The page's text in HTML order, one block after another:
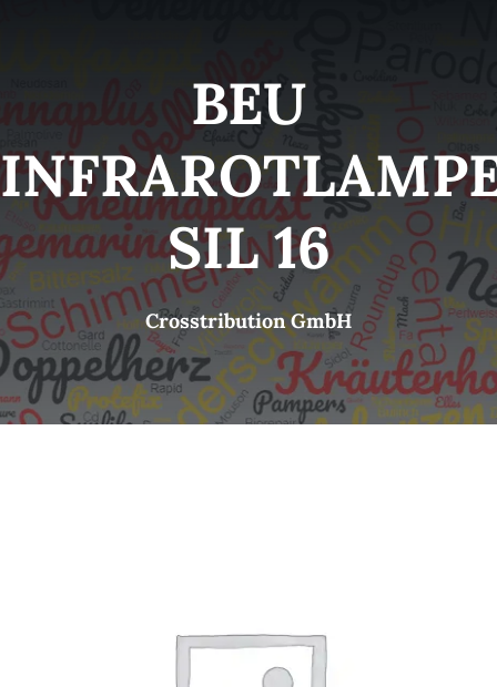
Brands
B2B-Shop
Kontakt
BEU
SIL 16
Crosstribution GmbH